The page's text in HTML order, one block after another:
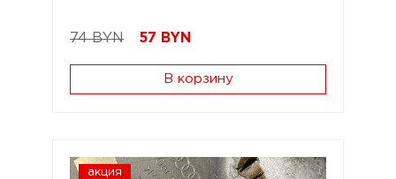
74 BYN 57 BYN
В корзину
акция